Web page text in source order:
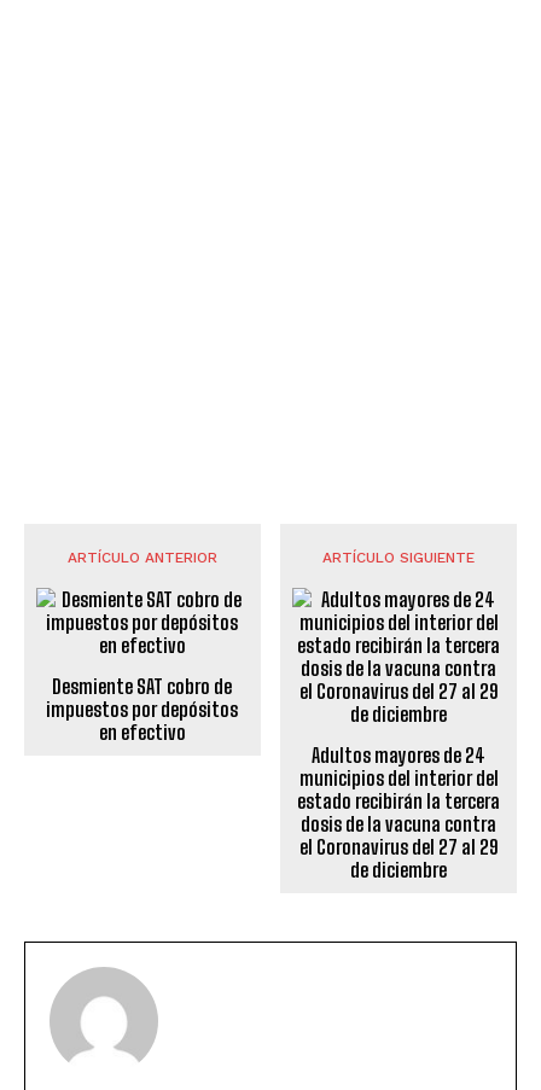
ARTÍCULO ANTERIOR
Desmiente SAT cobro de
impuestos por depósitos
en efectivo
ARTÍCULO SIGUIENTE
Adultos mayores de 24
municipios del interior del
estado recibirán la tercera
dosis de la vacuna contra
el Coronavirus del 27 al 29
de diciembre